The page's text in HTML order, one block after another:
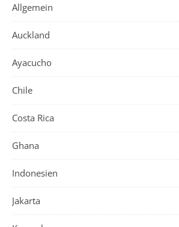
Allgemein
Auckland
Ayacucho
Chile
Costa Rica
Ghana
Indonesien
Jakarta